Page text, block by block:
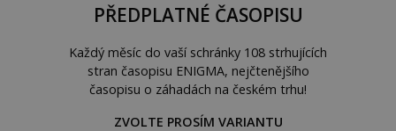
PŘEDPLATNÉ ČASOPISU
Každý měsíc do vaší schránky 108 strhujících
stran časopisu ENIGMA, nejčtenějšího
časopisu o záhadách na českém trhu!
ZVOLTE PROSÍM VARIANTU